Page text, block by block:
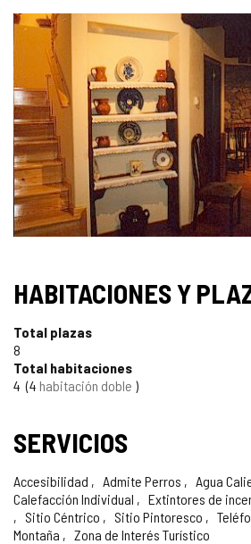
GALERÍA
DE
IMÁGENES
HABITACIONES Y
Total plazas
8
Total habitaciones
4 4 habitación doble
SERVICIOS
Accesibilidad Admite Perros Agua
Calefacción Individual
Extintores de
Sitio Céntrico
Sitio Pintoresco
Montaña
Zona de Interés Turístico